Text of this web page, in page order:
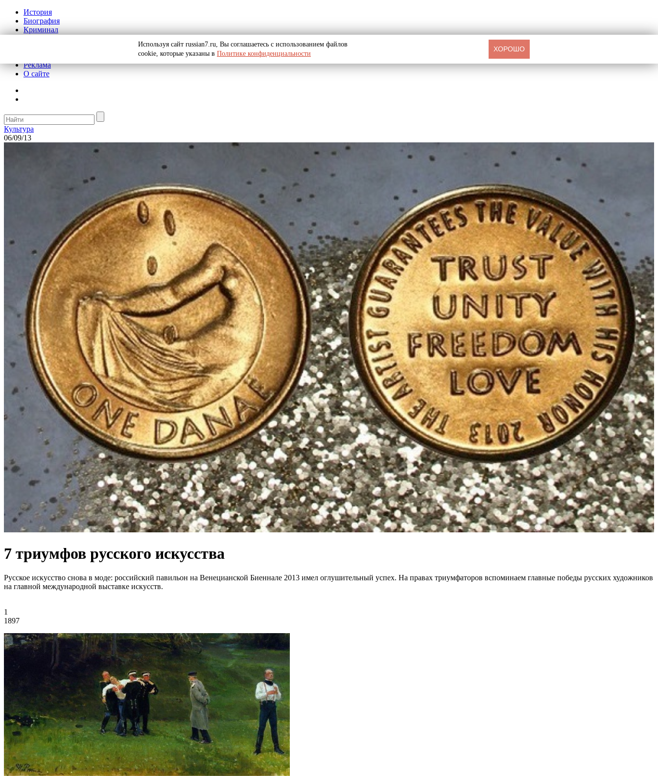
История
Биография
Криминал
Реклама
О сайте
Культура
06/09/13
7 триумфов русского искусства
Русское искусство снова в моде: российский павильон на Венецианской Биеннале 2013 имел оглушительный успех. На правах триумфаторов вспоминаем главные победы русских художников
на главной международной выставке искусств.
1
1897
Используя сайт russian7.ru, Вы соглашаетесь с использованием файлов
cookie, которые указаны в Политике конфиденциальности
ХОРОШО